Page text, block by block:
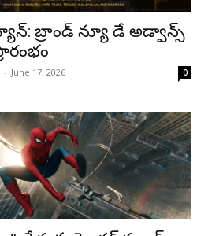
బ్రాండ్ న్యూ డే అడ్వాన్స్
- June 17, 2026 0